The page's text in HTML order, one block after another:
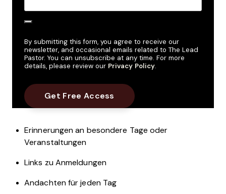
By submitting this form, you agree to receive our
newsletter, and occasional emails related to The Lead
Pastor. You can unsubscribe at any time. For more
details, please review our Privacy Policy.
Erinnerungen an besondere Tage oder
Veranstaltungen
Links zu Anmeldungen
Andachten für jeden Tag